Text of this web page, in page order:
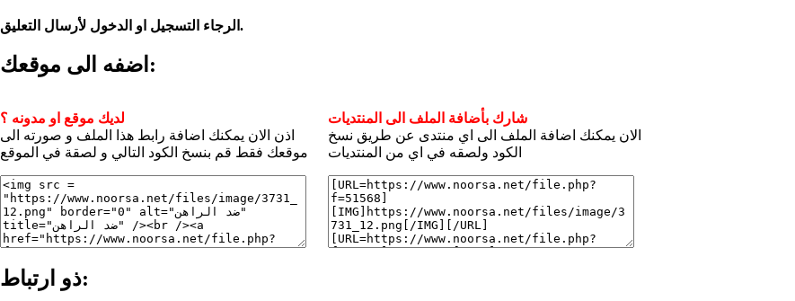
الرجاء التسجيل او الدخول لأرسال التعليق.
اضفه الى موقعك:
لديك موقع او مدونه ؟
اذن الان يمكنك اضافة رابط هذا الملف و صورته الى
موقعك فقط قم بنسخ الكود التالي و لصقة في الموقع
شارك بأضافة الملف الى المنتديات
الان يمكنك اضافة الملف الى اي منتدى عن طريق نسخ
الكود ولصقه في اي من المنتديات
ذو ارتباط: